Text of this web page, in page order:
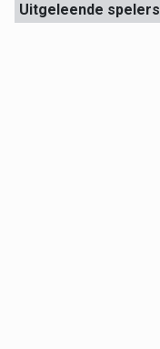
Uitgeleende spelers